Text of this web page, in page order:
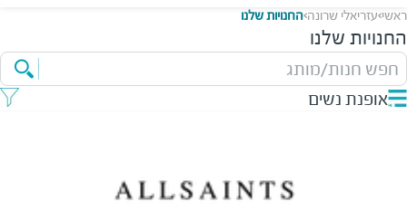
ראשי>עזריאלי שרונה>החנויות שלנו
החנויות שלנו
חפש חנות/מותג
אופנת נשים